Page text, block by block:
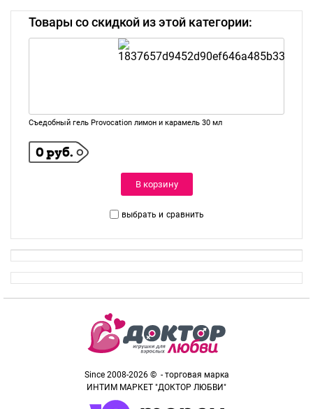
Товары со скидкой из этой категории:
Съедобный гель Provocation лимон и карамель 30 мл
0 руб.
В корзину
выбрать и сравнить
Since 2008-2026 © - торговая марка
ИНТИМ МАРКЕТ "ДОКТОР ЛЮБВИ"